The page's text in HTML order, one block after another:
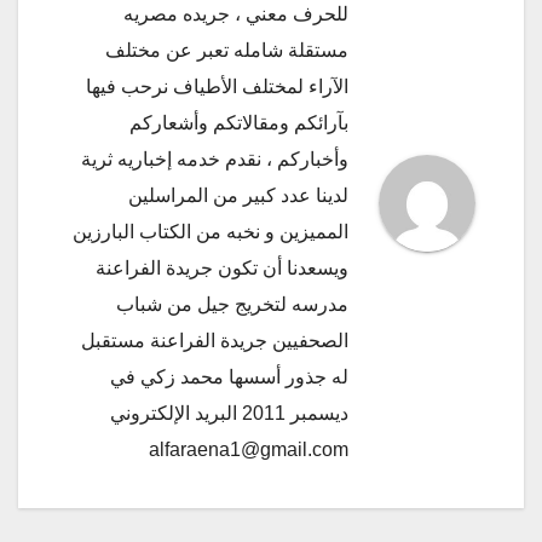
للحرف معني ، جريده مصريه
مستقلة شامله تعبر عن مختلف
الآراء لمختلف الأطياف نرحب فيها
بآرائكم ومقالاتكم وأشعاركم
وأخباركم ، نقدم خدمه إخباريه ثرية
لدينا عدد كبير من المراسلين
المميزين و نخبه من الكتاب البارزين
ويسعدنا أن تكون جريدة الفراعنة
مدرسه لتخريج جيل من شباب
الصحفيين جريدة الفراعنة مستقبل
له جذور أسسها محمد زكي في
ديسمبر 2011 البريد الإلكتروني
alfaraena1@gmail.com